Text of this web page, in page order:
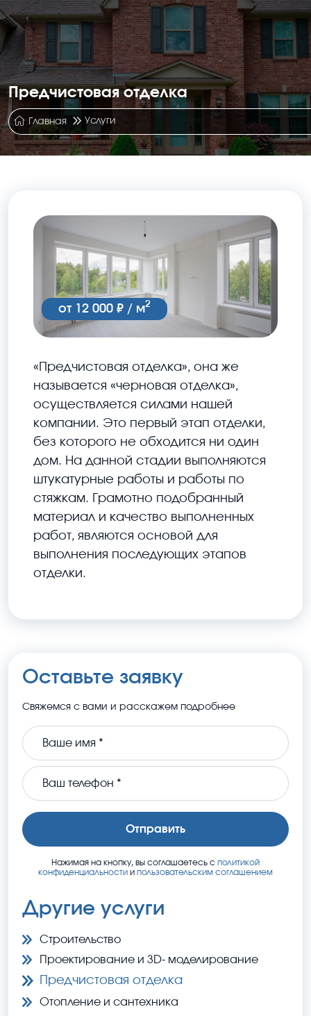
Предчистовая отделка
Главная Услуги
от 12 000 ₽ / м2
«Предчистовая отделка», она же
называется «черновая отделка»,
осуществляется силами нашей
компании. Это первый этап отделки,
без которого не обходится ни один
дом. На данной стадии выполняются
штукатурные работы и работы по
стяжкам. Грамотно подобранный
материал и качество выполненных
работ, являются основой для
выполнения последующих этапов
отделки.
Оставьте заявку
Свяжемся с вами и расскажем подробнее
Oтправить
Нажимая на кнопку, вы соглашаетесь с политикой
конфиденциальности и пользовательским соглашением
Другие услуги
Строительство
Проектирование и 3D- моделирование
Предчистовая отделка
Отопление и сантехника